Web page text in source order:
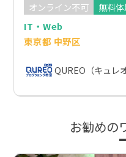
オンライン不可
無料
IT・Web
東京都 中野区
QUREO（キュレ
お勧めの